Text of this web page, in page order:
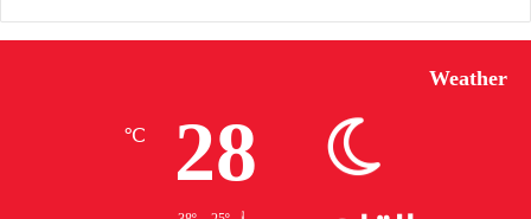
Weather
28
℃